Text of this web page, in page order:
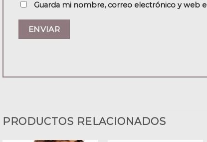
Guarda mi nombre, correo electrónico y web
PRODUCTOS RELACIONADOS